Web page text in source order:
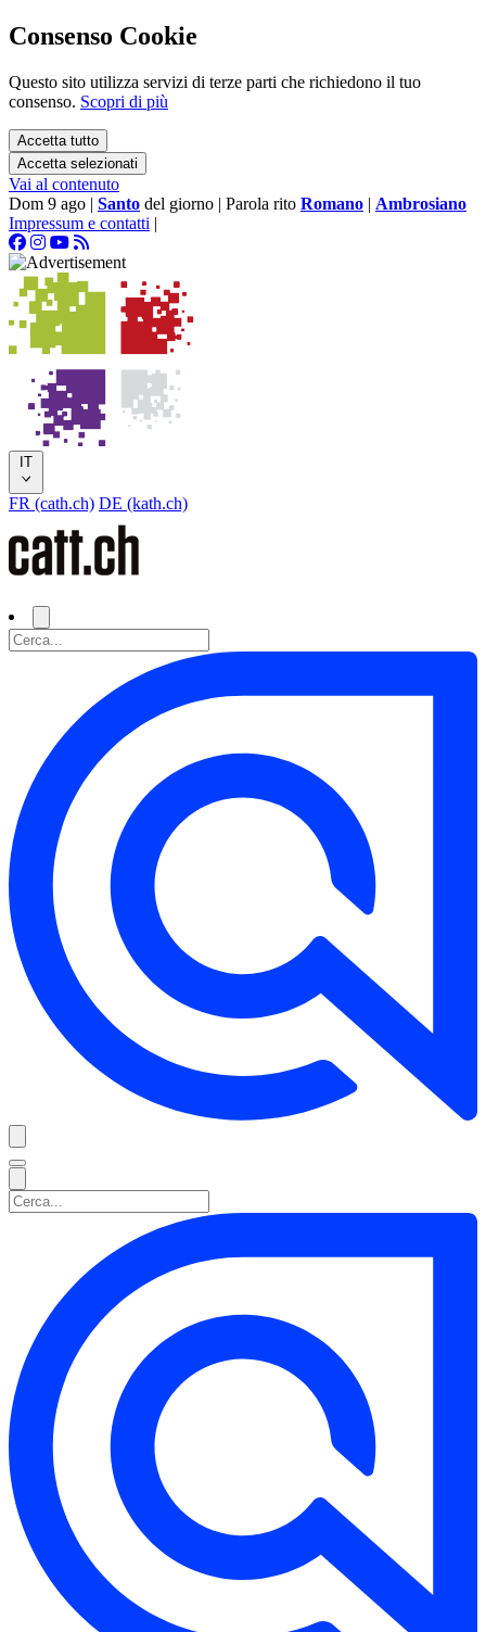
Consenso Cookie
Questo sito utilizza servizi di terze parti che richiedono il tuo
consenso. Scopri di più
Accetta tutto
Accetta selezionati
Vai al contenuto
Dom 9 ago | Santo del giorno | Parola rito Romano | Ambrosiano
Impressum e contatti |
IT
FR (cath.ch) DE (kath.ch)